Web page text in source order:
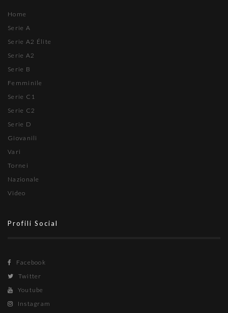
Home
Serie A
Serie A2 Élite
Serie A2
Serie B
Femminile
Serie C1
Serie C2
Serie D
Giovanili
Vari
Tornei
Nazionale
Video
Profili Social
Facebook
Twitter
Youtube
Instagram